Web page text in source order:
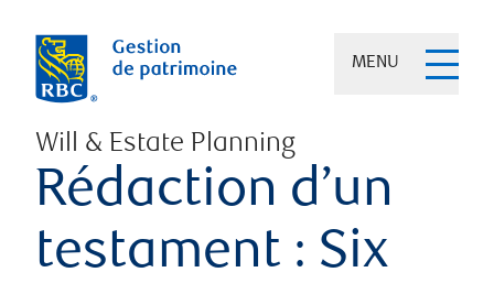
MENU
Will & Estate Planning
Rédaction d’un
testament : Six